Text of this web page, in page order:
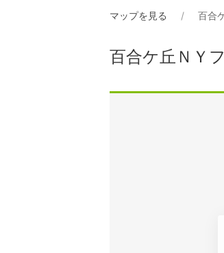
マップを見る 百合
百合ケ丘ＮＹ